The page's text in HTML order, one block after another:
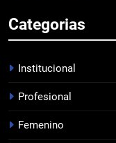
7
Categorias
Institucional
Profesional
Femenino